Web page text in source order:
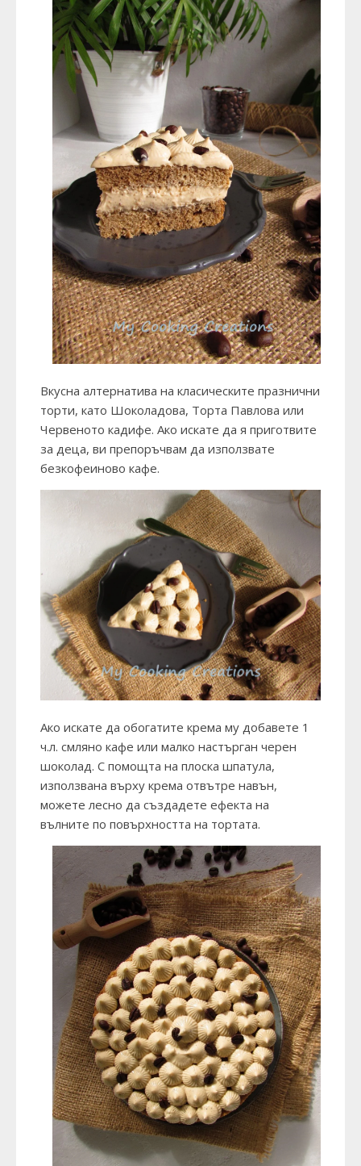
Вкусна алтернатива на класическите празнични
торти, като Шоколадова, Торта Павлова или
Червеното кадифе. Ако искате да я приготвите
за деца, ви препоръчвам да използвате
безкофеиново кафе.
Ако искате да обогатите крема му добавете 1
ч.л. смляно кафе или малко настърган черен
шоколад. С помощта на плоска шпатула,
използвана върху крема отвътре навън,
можете лесно да създадете ефекта на
вълните по повърхността на тортата.